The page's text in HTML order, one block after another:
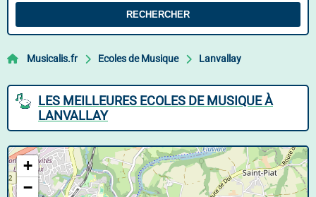
RECHERCHER
Musicalis.fr Ecoles de Musique Lanvallay
LES MEILLEURES ECOLES DE MUSIQUE À
LANVALLAY
+
−